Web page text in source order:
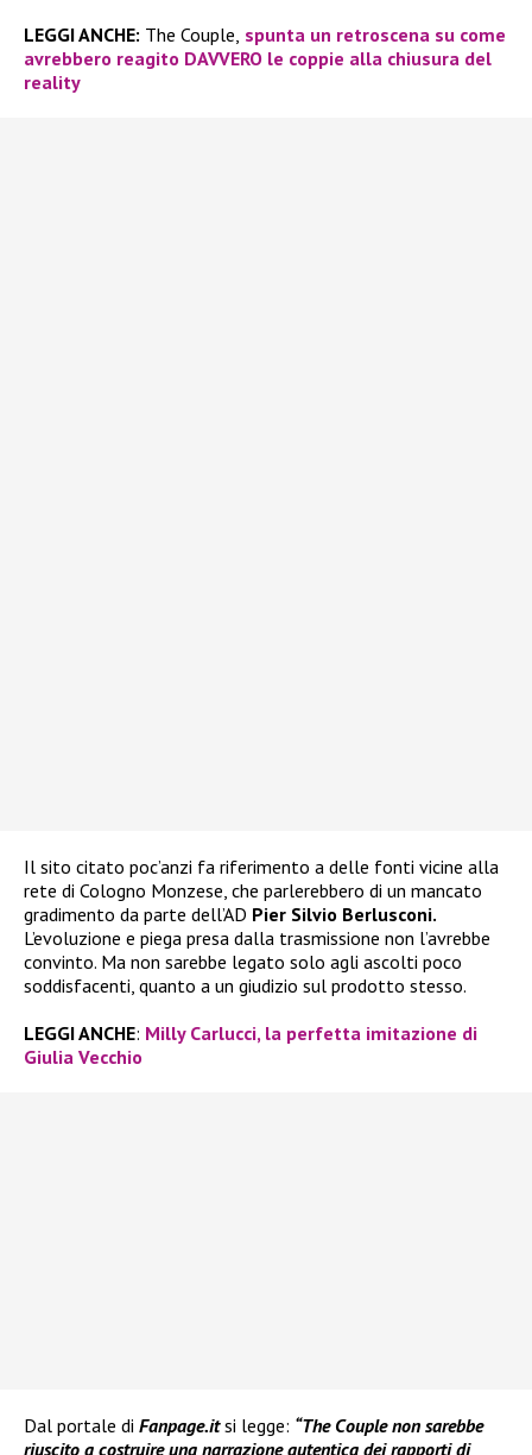
LEGGI ANCHE: The Couple, spunta un retroscena su come
avrebbero reagito DAVVERO le coppie alla chiusura del
reality
Il sito citato poc’anzi fa riferimento a delle fonti vicine alla
rete di Cologno Monzese, che parlerebbero di un mancato
gradimento da parte dell’AD Pier Silvio Berlusconi.
L’evoluzione e piega presa dalla trasmissione non l’avrebbe
convinto. Ma non sarebbe legato solo agli ascolti poco
soddisfacenti, quanto a un giudizio sul prodotto stesso.
LEGGI ANCHE: Milly Carlucci, la perfetta imitazione di
Giulia Vecchio
Dal portale di Fanpage.itsi legge: “The Couple non sarebbe
riuscito a costruire una narrazione autentica dei rapporti di